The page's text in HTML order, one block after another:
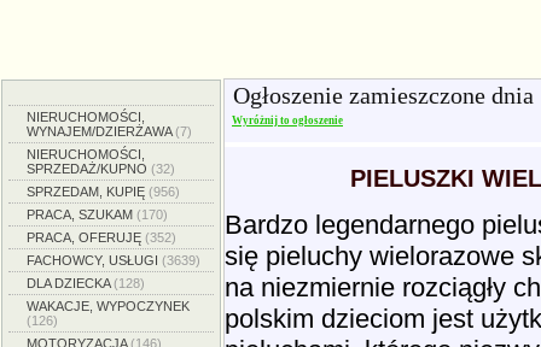
NIERUCHOMOŚCI,
WYNAJEM/DZIERŻAWA(7)
NIERUCHOMOŚCI,
SPRZEDAŻ/KUPNO (32)
SPRZEDAM, KUPIĘ (956)
PRACA, SZUKAM (170)
PRACA, OFERUJĘ (352)
FACHOWCY, USŁUGI (3639)
DLA DZIECKA(128)
WAKACJE, WYPOCZYNEK
(126)
MOTORYZACJA(146)
Ogłoszenie zamieszczone dnia
Wyróżnij to ogłoszenie
PIELUSZKI
Bardzo legendarnego
się pieluchy wielorazowe
na niezmiernie rozciągły
polskim dzieciom jest